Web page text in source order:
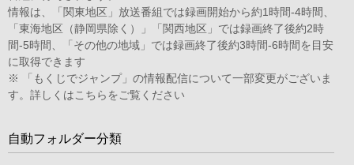
情報は、「関東地区」放送番組では録画開始から約1時間-4時間、
「東海地区（静岡県除く）」「関西地区」では録画終了後約2時
間-5時間、「その他の地域」では録画終了後約3時間-6時間を目安
に取得できます
※ 「もくじでジャンプ」の情報配信について一部変更がございま
す。詳しくは こちら をご覧ください
自動フォルダー分類